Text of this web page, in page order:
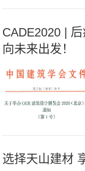
CADE2020 |
向未来出发！
选择天山建材